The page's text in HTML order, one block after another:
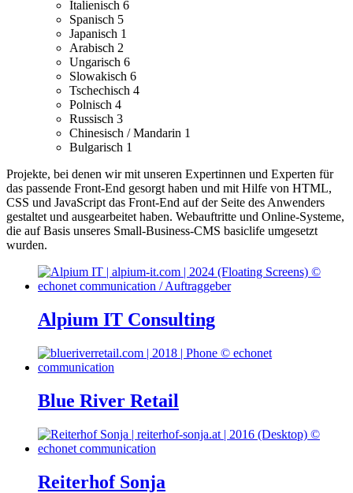
Italienisch 6
Spanisch 5
Japanisch 1
Arabisch 2
Ungarisch 6
Slowakisch 6
Tschechisch 4
Polnisch 4
Russisch 3
Chinesisch / Mandarin 1
Bulgarisch 1
Projekte, bei denen wir mit unseren Expertinnen und Experten für
das passende Front-End gesorgt haben und mit Hilfe von HTML,
CSS und JavaScript das Front-End auf der Seite des Anwenders
gestaltet und ausgearbeitet haben. Webauftritte und Online-Systeme,
die auf Basis unseres Small-Business-CMS basiclife umgesetzt
wurden.
Alpium IT Consulting
Blue River Retail
Reiterhof Sonja